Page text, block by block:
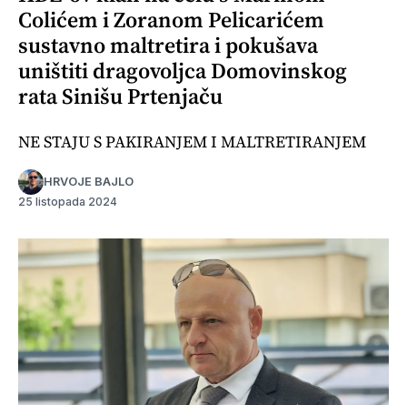
Colićem i Zoranom Pelicarićem
sustavno maltretira i pokušava
uništiti dragovoljca Domovinskog
rata Sinišu Prtenjaču
NE STAJU S PAKIRANJEM I MALTRETIRANJEM
HRVOJE BAJLO
25 listopada 2024